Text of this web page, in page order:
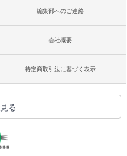
編集部へのご連絡
会社概要
特定商取引法に基づく表示
る